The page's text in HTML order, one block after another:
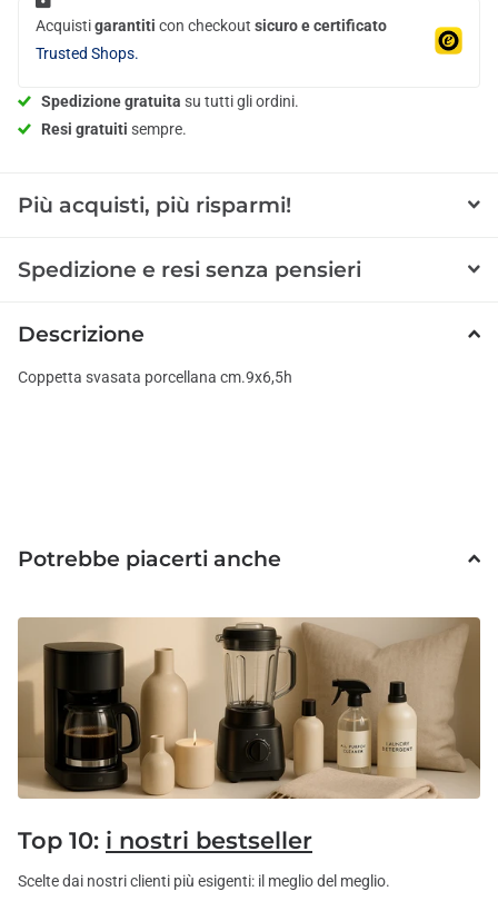
Acquistigarantiti con checkout sicuro e certificato
Trusted Shops.
Spedizione gratuita su tutti gli ordini.
Resi gratuiti sempre.
Più acquisti, più risparmi!
Spedizione e resi senza pensieri
Descrizione
Coppetta svasata porcellana cm.9x6,5h
Potrebbe piacerti anche
Top 10: i nostri bestseller
Scelte dai nostri clienti più esigenti: il meglio del meglio.